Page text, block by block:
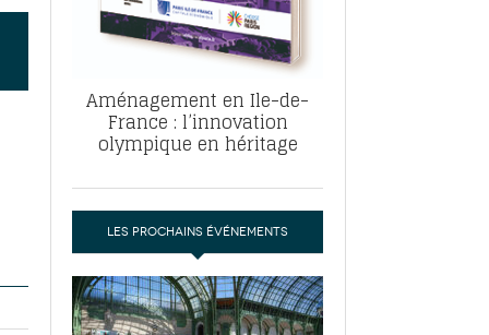
Aménagement en Ile-de-
France : l’innovation
olympique en héritage
LES PROCHAINS ÉVÉNEMENTS